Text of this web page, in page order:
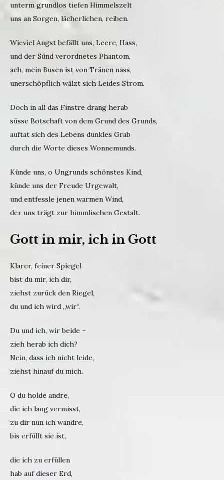
unterm grundlos tiefen Himmelszelt
uns an Sorgen, lächerlichen, reiben.
Wieviel Angst befällt uns, Leere, Hass,
und der Sünd verordnetes Phantom,
ach, mein Busen ist von Tränen nass,
unerschöpflich wälzt sich Leides Strom.
Doch in all das Finstre drang herab
süsse Botschaft von dem Grund des Grunds,
auftat sich des Lebens dunkles Grab
durch die Worte dieses Wonnemunds.
Künde uns, o Ungrunds schönstes Kind,
künde uns der Freude Urgewalt,
und entfessle jenen warmen Wind,
der uns trägt zur himmlischen Gestalt.
Gott in mir, ich in Gott
Klarer, feiner Spiegel
bist du mir, ich dir,
ziehst zurück den Riegel,
du und ich wird „wir“.
Du und ich, wir beide –
zieh herab ich dich?
Nein, dass ich nicht leide,
ziehst hinauf du mich.
O du holde andre,
die ich lang vermisst,
zu dir nun ich wandre,
bis erfüllt sie ist,
die ich zu erfüllen
hab auf dieser Erd,